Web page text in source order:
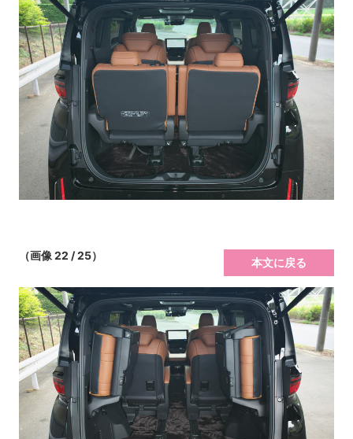
（画像 22 / 25）
本文に戻る